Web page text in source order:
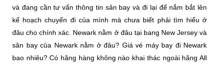
và đang cần tư vấn thông tin sân bay và đi lại để nắm bắt lên
kế hoạch chuyến đi của mình mà chưa biết phải tìm hiểu ở
đâu cho chính xác. Newark nằm ở đâu tại bang New Jersey và
sân bay của Newark nằm ở đâu? Giá vé máy bay đi Newark
bao nhiêu? Có hãng hàng không nào khai thác ngoài hãng All